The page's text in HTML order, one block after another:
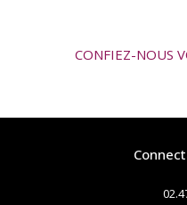
CONFIEZ-NOUS